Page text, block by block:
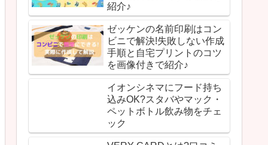
紹介♪
ゼッケンの名前印刷はコン
ビニで解決!失敗しない作成
手順と自宅プリントのコツ
を画像付きで紹介♪
イオンシネマにフード持ち
込みOK?スタバやマック・
ペットボトル飲み物をチェ
ック